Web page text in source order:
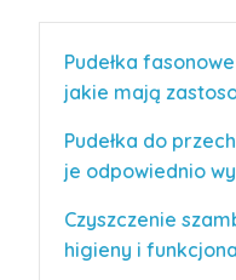
Pudełka
jakie mają
Pudełka do
je odpowiednio
Czyszczenie
higieny i